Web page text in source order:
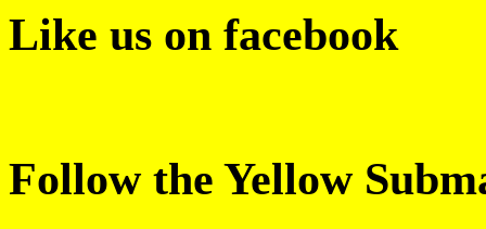
Like us on facebook
Follow the Yellow